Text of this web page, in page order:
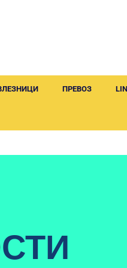
ПРЕВОЗ